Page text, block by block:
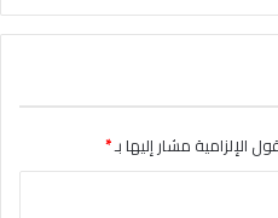
الإلزامية مشار إليها بـ*